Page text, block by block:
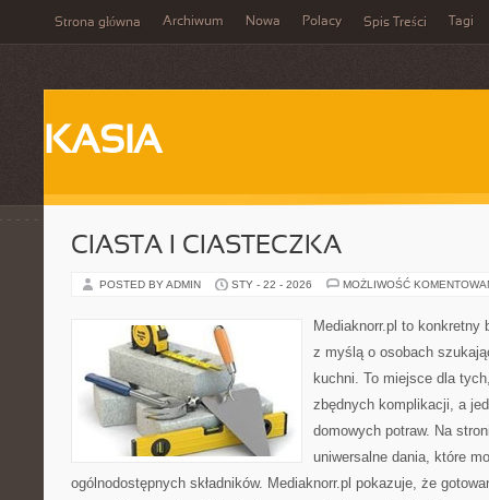
Strona główna Archiwum Nowa Polacy Spis Treści Tagi
KASIA
CIASTA I CIASTECZKA
POSTED BY ADMIN STY - 22 - 2026 MOŻLIWOŚĆ
Mediaknorr.pl to konkretny
z myślą o osobach
kuchni. To miejsce dla
zbędnych komplikacji, a
domowych potraw. Na
uniwersalne dania, które
ogólnodostępnych składników. Mediaknorr.pl pokazuje, że